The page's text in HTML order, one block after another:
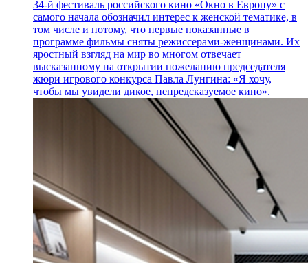
34-й фестиваль российского кино «Окно в Европу» с
самого начала обозначил интерес к женской тематике, в
том числе и потому, что первые показанные в
программе фильмы сняты режиссерами-женщинами. Их
яростный взгляд на мир во многом отвечает
высказанному на открытии пожеланию председателя
жюри игрового конкурса Павла Лунгина: «Я хочу,
чтобы мы увидели дикое, непредсказуемое кино».